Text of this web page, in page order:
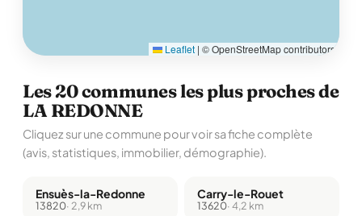
Leaflet | © OpenStreetMap contributors
Les 20 communes les plus proches de
LA REDONNE
Cliquez sur une commune pour voir sa fiche complète
(avis, statistiques, immobilier, démographie).
Ensuès-la-Redonne
13820· 2,9 km
Carry-le-Rouet
13620· 4,2 km